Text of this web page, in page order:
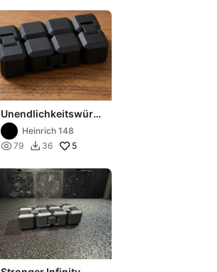
Unendlichkeitswürf
el
Heinrich 148
 79  36 5